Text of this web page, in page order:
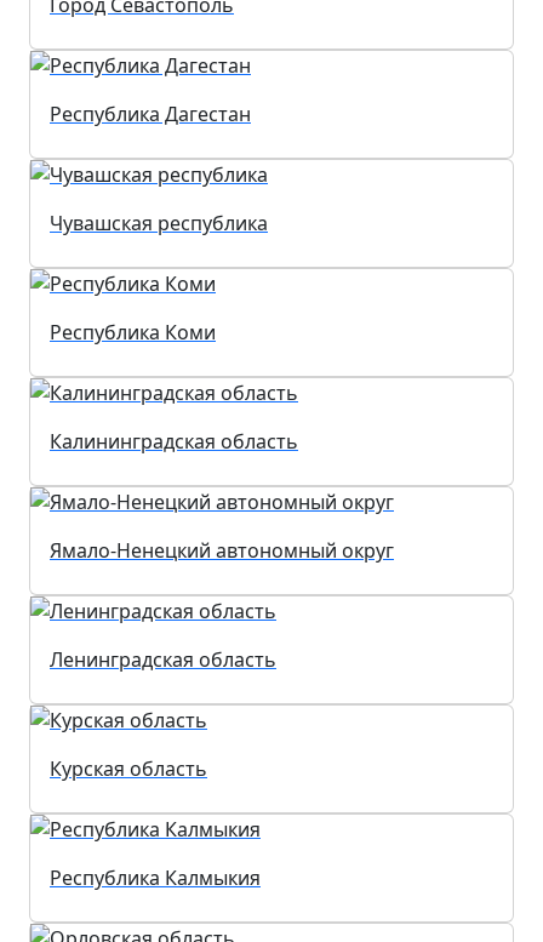
Город Севастополь
Республика Дагестан
Чувашская республика
Республика Коми
Калининградская область
Ямало-Ненецкий автономный округ
Ленинградская область
Курская область
Республика Калмыкия